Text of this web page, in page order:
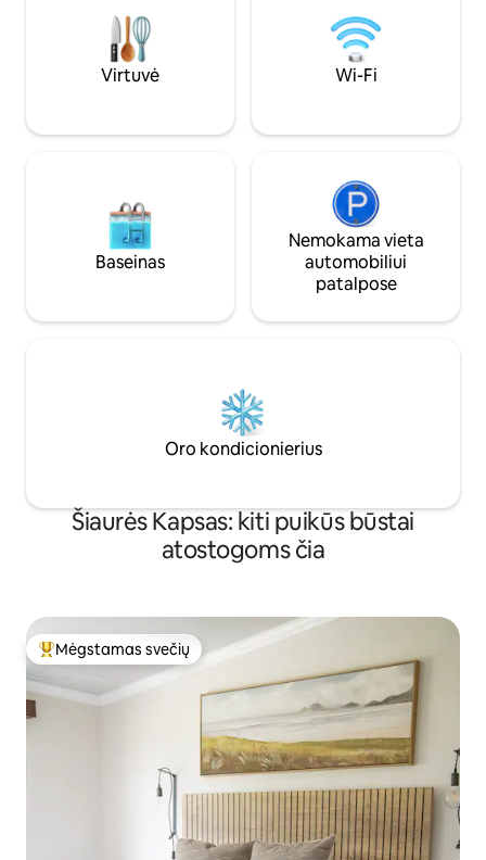
vaizdai. Šie nauji kotedžai yra tokio paties
formato kaip ir kiti keturi ūkyje, kurie
gavo šimtus 5* atsiliepimų.
laukiami.
Virtuvė Wi-Fi
Baseinas
Nemokama vieta
automobiliui
patalpose
Oro kondicionierius
Šiaurės Kapsas: kiti puikūs būstai
atostogoms čia
Svečių mėgstamiausias
Mėgstamas svečių